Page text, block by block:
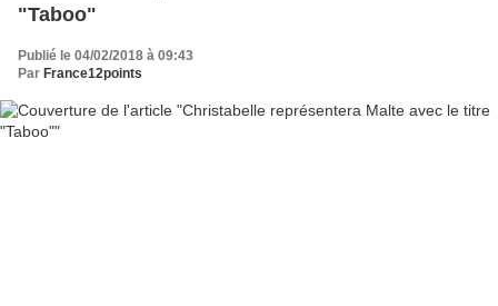
"Taboo"
Publié le 04/02/2018 à 09:43
Par France12points